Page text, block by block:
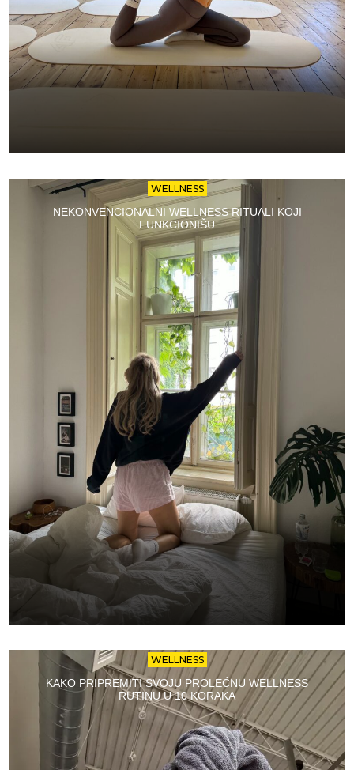
WELLNESS
NEKONVENCIONALNI WELLNESS RITUALI KOJI
FUNKCIONIŠU
WELLNESS
KAKO PRIPREMITI SVOJU PROLEĆNU WELLNESS
RUTINU U 10 KORAKA